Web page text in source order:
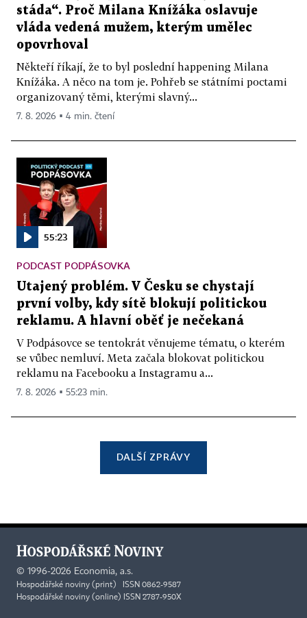
stáda“. Proč Milana Knížáka oslavuje
vláda vedená mužem, kterým umělec
opovrhoval
Někteří říkají, že to byl poslední happening Milana
Knížáka. A něco na tom je. Pohřeb se státními poctami
organizovaný těmi, kterými slavný...
7. 8. 2026 ▪ 4 min. čtení
55:23
PODCAST PODPÁSOVKA
Utajený problém. V Česku se chystají
první volby, kdy sítě blokují politickou
reklamu. A hlavní oběť je nečekaná
V Podpásovce se tentokrát věnujeme tématu, o kterém
se vůbec nemluví. Meta začala blokovat politickou
reklamu na Facebooku a Instagramu a...
7. 8. 2026 ▪ 55:23 min.
DALŠÍ ZPRÁVY
© 1996-2026 Economia, a.s.
Hospodářské noviny (print) ISSN 0862-9587
Hospodářské noviny (online) ISSN 2787-950X